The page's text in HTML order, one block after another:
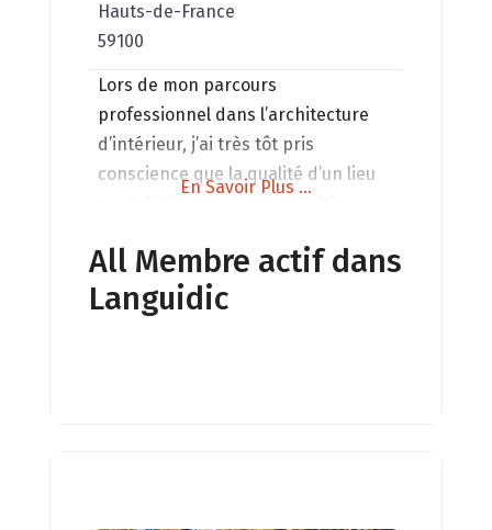
Hauts-de-France
59100
Lors de mon parcours
professionnel dans l’architecture
d’intérieur, j’ai très tôt pris
conscience que la qualité d’un lieu
invisible. C’est tout naturellement
que je me suis d’abord initiée au
Feng shui en 2011 puis à la
En Savoir Plus ...
All Membre actif dans
Languidic